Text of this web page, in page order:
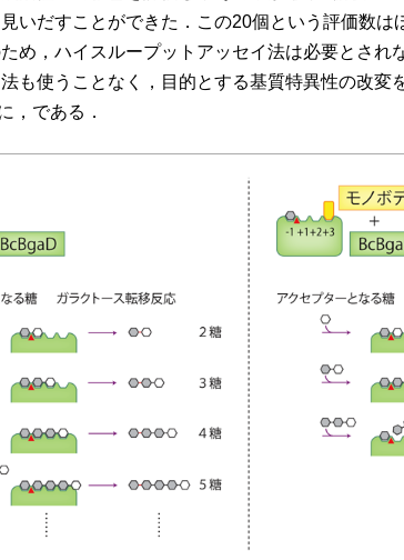
いだすことができた．この20個という評価数は
め，ハイスループットアッセイ法は必要とされ
も使うことなく，目的とする基質特異性の改変
，である．